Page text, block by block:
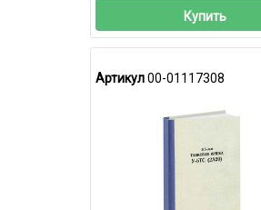
Купить
Артикул00-01117308